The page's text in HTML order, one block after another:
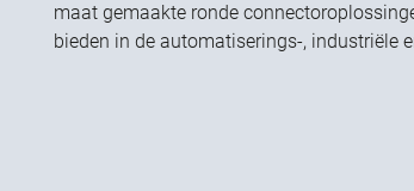
maat gemaakte ronde
bieden in de automatiserings-, industriële